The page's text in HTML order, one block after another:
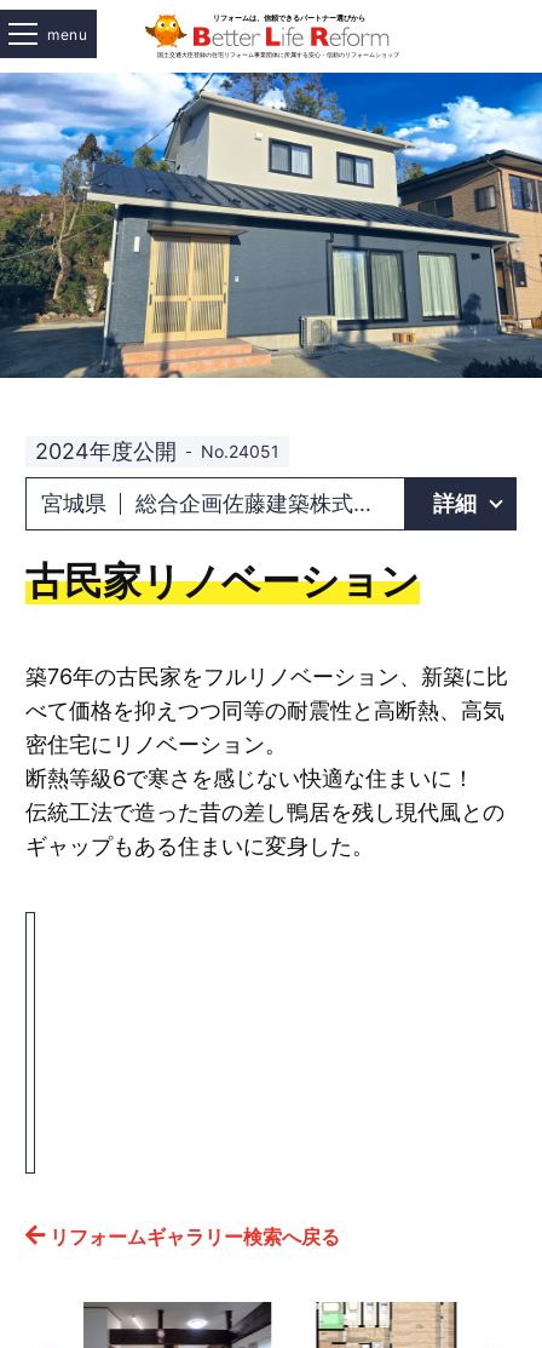
menu
2024年度公開 No.24051
宮城県 総合企画佐藤建築株式会社 詳細
古民家リノベーション
築76年の古民家をフルリノベーション、新築に比
べて価格を抑えつつ同等の耐震性と高断熱、高気
密住宅にリノベーション。
断熱等級6で寒さを感じない快適な住まいに！
伝統工法で造った昔の差し鴨居を残し現代風との
ギャップもある住まいに変身した。
リフォームギャラリー検索へ戻る